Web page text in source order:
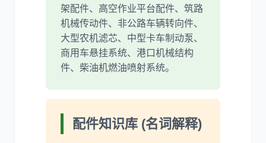
架配件、高空作业平台配件、筑路
机械传动件、非公路车辆转向件、
大型农机滤芯、中型卡车制动泵、
商用车悬挂系统、港口机械结构
件、柴油机燃油喷射系统。
配件知识库 (名词解释)